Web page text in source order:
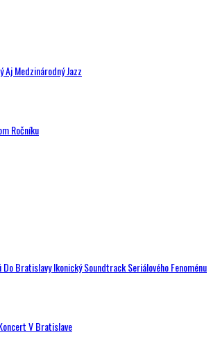
Aj Medzinárodný Jazz
Ročníku
Bratislavy Ikonický Soundtrack Seriálového Fenoménu
V Bratislave